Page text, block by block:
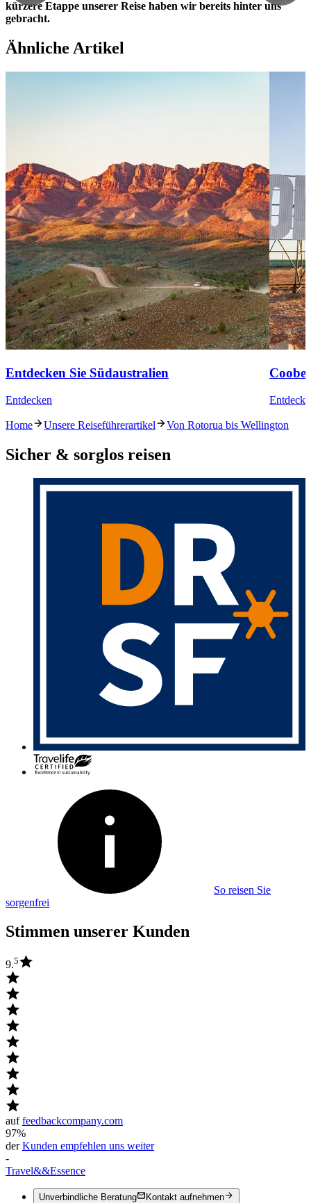
kürzere Etappe unserer Reise haben wir bereits hinter uns
gebracht.
Ähnliche Artikel
Entdecken Sie Südaustralien
Entdecken
Home Unsere Reiseführerartikel Von Rotorua bis Wellington
Sicher & sorglos reisen
So reisen Sie
sorgenfrei
Stimmen unserer Kunden
9.5
auffeedbackcompany.com
97%
derKunden empfehlen uns weiter
-
Travel&&Essence
Unverbindliche Beratung Kontakt aufnehmen